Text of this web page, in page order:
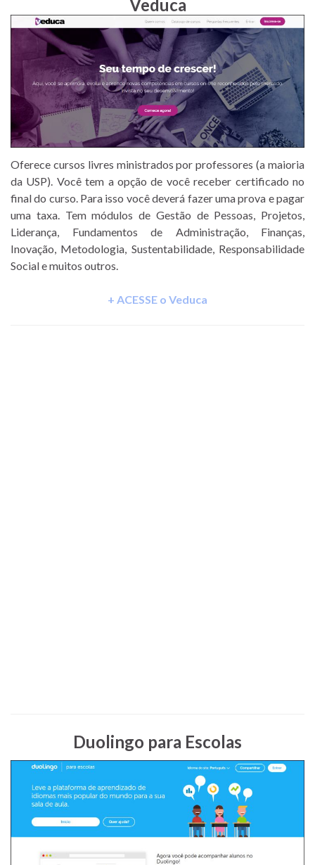
Veduca
Oferece cursos livres ministrados por professores (a maioria
da USP). Você tem a opção de você receber certificado no
final do curso. Para isso você deverá fazer uma prova e pagar
uma taxa. Tem módulos de Gestão de Pessoas, Projetos,
Liderança, Fundamentos de Administração, Finanças,
Inovação, Metodologia, Sustentabilidade, Responsabilidade
Social e muitos outros.
+ ACESSE o Veduca
Duolingo para Escolas